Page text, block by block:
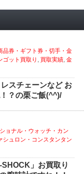
品券・ギフト券・切手・金
ゴット買取り 買取実績 ,金
スチェーンなど お
？の栗ご飯(^^)/
ョナル・ウォッチ・カン
シュロン・コンスタンタン
」お買取り